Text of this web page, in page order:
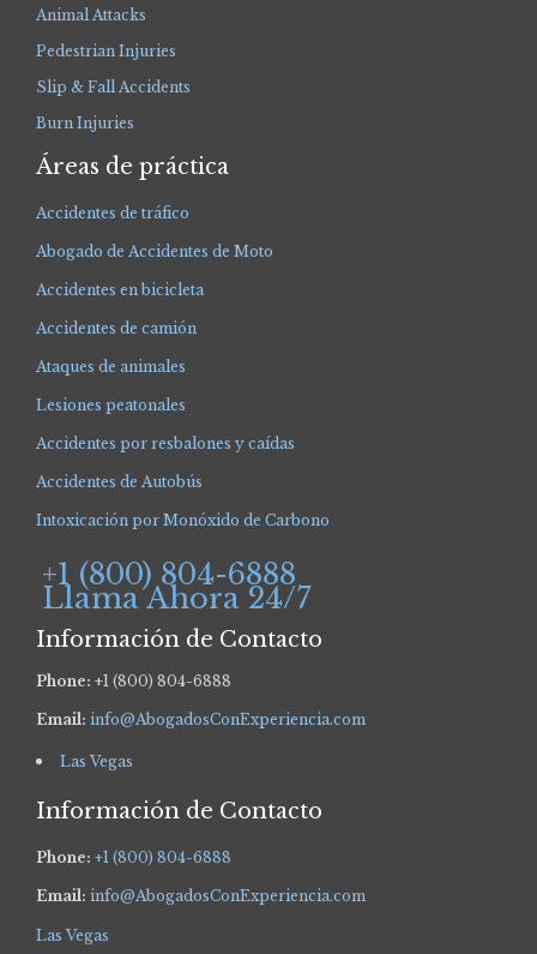
Animal Attacks
Pedestrian Injuries
Slip & Fall Accidents
Burn Injuries
Áreas de práctica
Accidentes de tráfico
Abogado de Accidentes de Moto
Accidentes en bicicleta
Accidentes de camión
Ataques de animales
Lesiones peatonales
Accidentes por resbalones y caídas
Accidentes de Autobús
Intoxicación por Monóxido de Carbono
+1 (800) 804-6888
Llama Ahora 24/7
Información de Contacto
Phone: +1 (800) 804-6888
Email: info@AbogadosConExperiencia.com
Las Vegas
Información de Contacto
Phone: +1 (800) 804-6888
Email: info@AbogadosConExperiencia.com
Las Vegas